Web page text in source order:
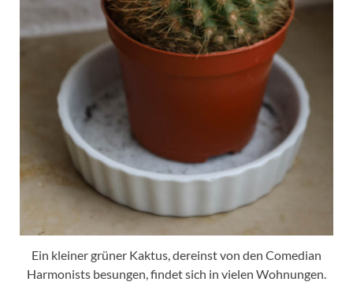
Ein kleiner grüner Kaktus, dereinst von den Comedian
Harmonists besungen, findet sich in vielen Wohnungen.